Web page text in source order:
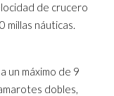
de crucero
millas náuticas.
un máximo de 9
dobles,